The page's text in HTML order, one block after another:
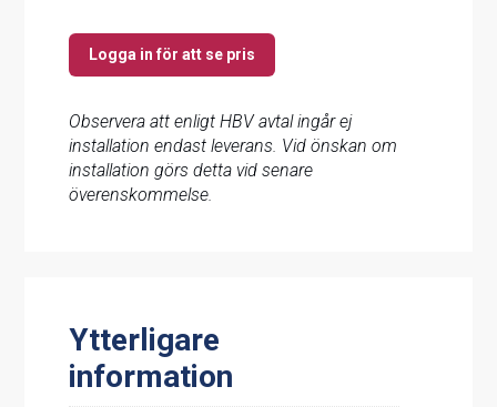
Logga in för att se pris
Observera att enligt HBV avtal ingår ej
installation endast leverans. Vid önskan om
installation görs detta vid senare
överenskommelse.
Ytterligare
information